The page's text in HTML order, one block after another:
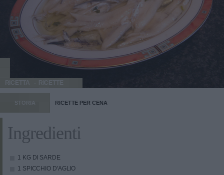
RICETTA
STORIA RICETTE PER CENA
Ingredienti
1 KG DI SARDE
1 SPICCHIO D'AGLIO